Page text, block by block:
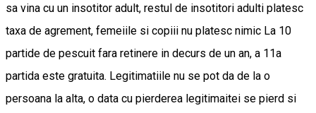
sa vina cu un insotitor adult, restul de insotitori adulti platesc
taxa de agrement, femeiile si copiii nu platesc nimic La 10
partide de pescuit fara retinere in decurs de un an, a 11a
partida este gratuita. Legitimatiile nu se pot da de la o
persoana la alta, o data cu pierderea legitimaitei se pierd si